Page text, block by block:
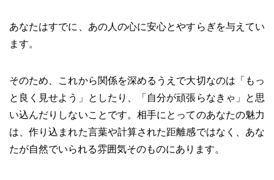
あなたはすでに、あの人の心に安心とやすらぎを与えてい
ます。
そのため、これから関係を深めるうえで大切なのは「もっ
と良く見せよう」としたり、「自分が頑張らなきゃ」と思
い込んだりしないことです。相手にとってのあなたの魅力
は、作り込まれた言葉や計算された距離感ではなく、あな
たが自然でいられる雰囲気そのものにあります。